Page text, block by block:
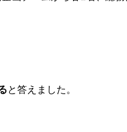
と答えました。